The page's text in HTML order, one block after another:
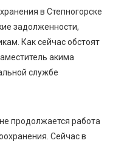
в Степногорске
задолженности,
Как сейчас обстоят
акима
службе
продолжается работа
Сейчас в